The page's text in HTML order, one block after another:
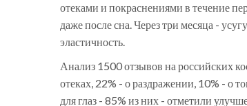
отеками и покраснениями в течение
даже после сна. Через три месяца -
эластичность.
Анализ 1500 отзывов на российских
отеках, 22% - о раздражении, 10% - о
для глаз - 85% из них - отметили